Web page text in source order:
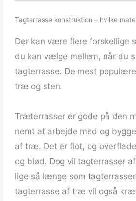
Tagterrasse konstruktion – hvilke
Der kan være flere forskellige
du kan vælge mellem, når du
tagterrasse. De mest
træ og sten.
Træterrasser er gode på den
nemt at arbejde med og
af træ. Det er flot, og
og blød. Dog vil tagterrasser
lige så længe som
tagterrasse af træ vil også